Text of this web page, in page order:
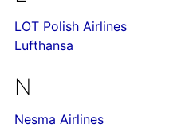
LOT Polish Airlines
Lufthansa
N
Nesma Airlines